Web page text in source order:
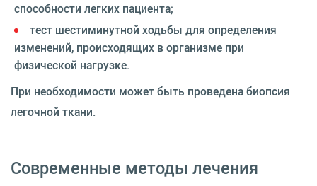
способности легких пациента;
тест шестиминутной ходьбы для определения
изменений, происходящих в организме при
физической нагрузке.
При необходимости может быть проведена биопсия
легочной ткани.
Современные методы лечения